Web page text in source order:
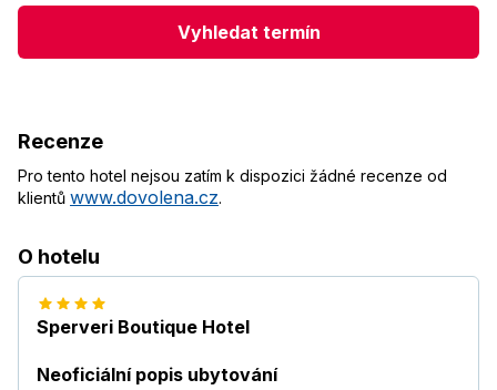
Vyhledat termín
Recenze
Pro tento hotel nejsou zatím k dispozici žádné recenze od
klientů www.dovolena.cz.
O hotelu
Sperveri Boutique Hotel
Neoficiální popis ubytování